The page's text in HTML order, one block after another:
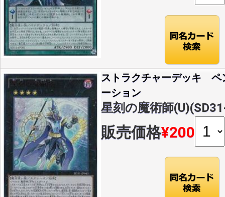
ストラクチャーデッキ ペ
ーション
星刻の魔術師
販売価格¥200